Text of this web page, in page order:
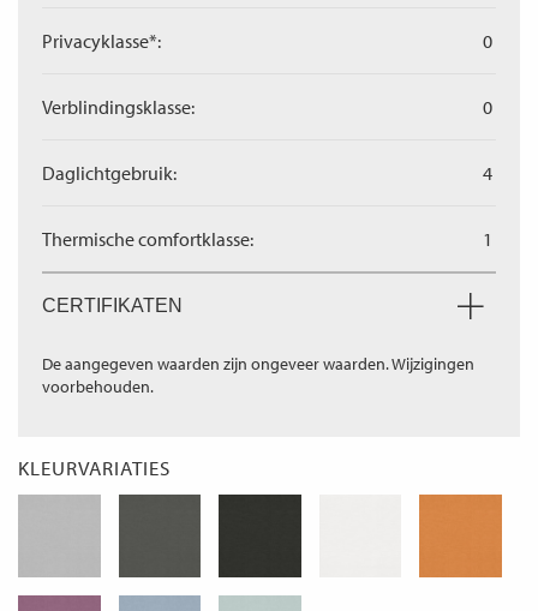
Privacyklasse*: 0
Verblindingsklasse: 0
Daglichtgebruik: 4
Thermische comfortklasse: 1
CERTIFIKATEN
De aangegeven waarden zijn ongeveer waarden. Wijzigingen
voorbehouden.
KLEURVARIATIES